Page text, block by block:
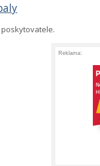
Reklama: